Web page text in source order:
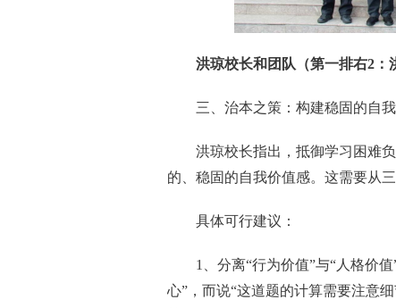
洪琼校长和团队（第一排右2：
三、治本之策：构建稳固的自
洪琼校长指出，抵御学习困难
的、稳固的自我价值感。这需要从
具体可行建议：
1、分离“行为价值”与“人格价
心”，而说“这道题的计算需要注意